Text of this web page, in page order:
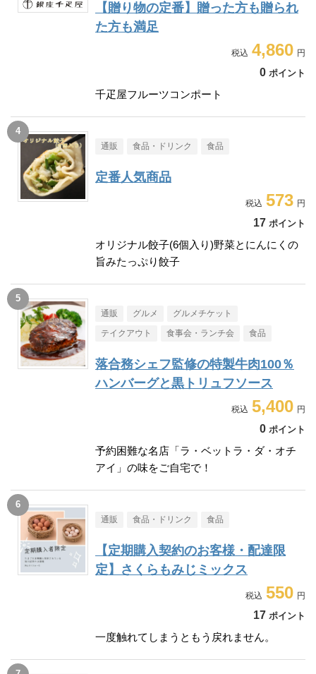
【贈り物の定番】贈った方も贈られ
た方も満足
4,860
0 ポイント
千疋屋フルーツコンポート
通販 食品・ドリンク 食品
定番人気商品
573
17 ポイント
オリジナル餃子(6個入り)野菜とにんにくの
旨みたっぷり餃子
通販 グルメ グルメチケット
テイクアウト 食事会・ランチ会 食品
落合務シェフ監修の特製牛肉100％
ハンバーグと黒トリュフソース
5,400
0 ポイント
予約困難な名店「ラ・ベットラ・ダ・オチ
アイ」の味をご自宅で！
通販 食品・ドリンク 食品
【定期購入契約のお客様・配達限
定】さくらもみじミックス
550
17 ポイント
一度触れてしまうともう戻れません。